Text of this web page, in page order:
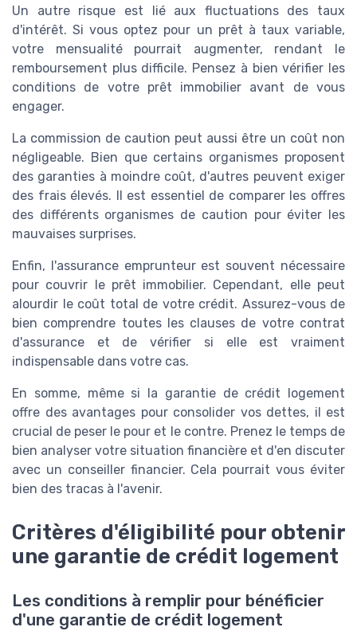
Un autre risque est lié aux fluctuations des taux
d'intérêt. Si vous optez pour un prêt à taux variable,
votre mensualité pourrait augmenter, rendant le
remboursement plus difficile. Pensez à bien vérifier les
conditions de votre prêt immobilier avant de vous
engager.
La commission de caution peut aussi être un coût non
négligeable. Bien que certains organismes proposent
des garanties à moindre coût, d'autres peuvent exiger
des frais élevés. Il est essentiel de comparer les offres
des différents organismes de caution pour éviter les
mauvaises surprises.
Enfin, l'assurance emprunteur est souvent nécessaire
pour couvrir le prêt immobilier. Cependant, elle peut
alourdir le coût total de votre crédit. Assurez-vous de
bien comprendre toutes les clauses de votre contrat
d'assurance et de vérifier si elle est vraiment
indispensable dans votre cas.
En somme, même si la garantie de crédit logement
offre des avantages pour consolider vos dettes, il est
crucial de peser le pour et le contre. Prenez le temps de
bien analyser votre situation financière et d'en discuter
avec un conseiller financier. Cela pourrait vous éviter
bien des tracas à l'avenir.
Critères d'éligibilité pour obtenir
une garantie de crédit logement
Les conditions à remplir pour bénéficier
d'une garantie de crédit logement